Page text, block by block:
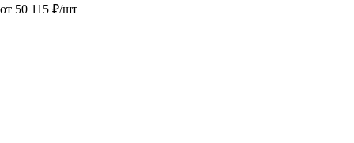
от 50 115 ₽/шт